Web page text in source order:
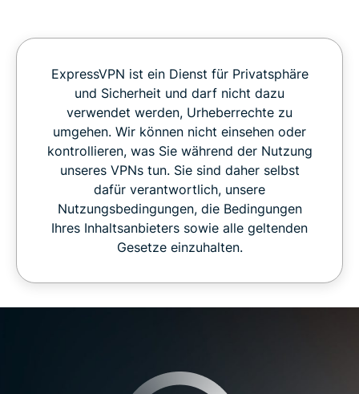
ExpressVPN ist ein Dienst für Privatsphäre
und Sicherheit und darf nicht dazu
verwendet werden, Urheberrechte zu
umgehen. Wir können nicht einsehen oder
kontrollieren, was Sie während der Nutzung
unseres VPNs tun. Sie sind daher selbst
dafür verantwortlich, unsere
Nutzungsbedingungen, die Bedingungen
Ihres Inhaltsanbieters sowie alle geltenden
Gesetze einzuhalten.